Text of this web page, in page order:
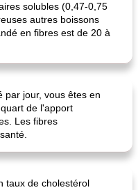
tortilla au poulet iv
solubles (0,47-0,75
autres boissons
en fibres est de 20 à
par jour, vous êtes en
de l'apport
Les fibres
taux de cholestérol